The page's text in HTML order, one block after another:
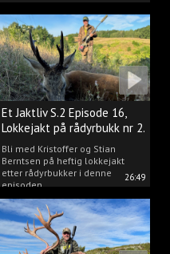
26:49
Et Jaktliv S.2 Episode 16,
Lokkejakt på rådyrbukk nr 2.
Bli med Kristoffer og Stian
Berntsen på heftig lokkejakt
etter rådyrbukker i denne
episoden.